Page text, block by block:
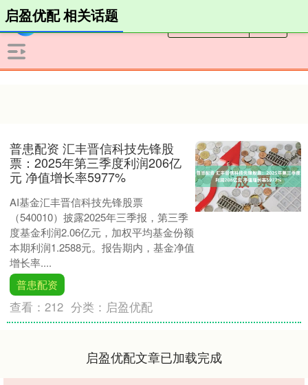
启盈优配 相关话题
普患配资 汇丰晋信科技先锋股
票：2025年第三季度利润206亿
元 净值增长率5977%
AI基金汇丰晋信科技先锋股票
（540010）披露2025年三季报，第三季
度基金利润2.06亿元，加权平均基金份额
本期利润1.2588元。报告期内，基金净值
增长率....
普患配资
查看：212 分类： 启盈优配
启盈优配文章已加载完成